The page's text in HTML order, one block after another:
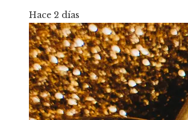
Hace 2 días